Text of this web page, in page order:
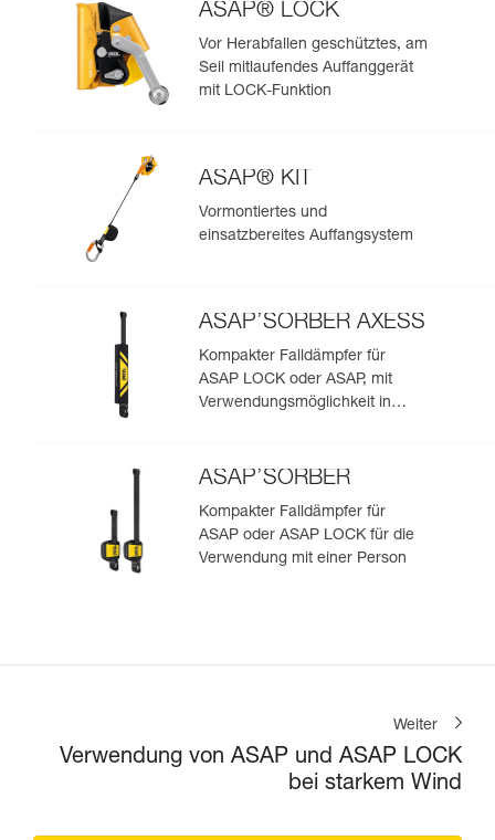
ASAP® LOCK
Vor Herabfallen geschütztes, am
Seil mitlaufendes Auffanggerät
mit LOCK-Funktion
ASAP® KIT
Vormontiertes und
einsatzbereites Auffangsystem
ASAP’SORBER AXESS
Kompakter Falldämpfer für
ASAP LOCK oder ASAP, mit
Verwendungsmöglichkeit in
ASAP’SORBER
Kompakter Falldämpfer für
ASAP oder ASAP LOCK für die
Verwendung mit einer Person
Weiter
Verwendung von ASAP und ASAP LOCK
bei starkem Wind